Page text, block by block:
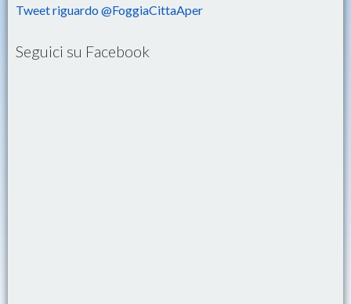
Tweet riguardo @FoggiaCittaAper
Seguici su Facebook